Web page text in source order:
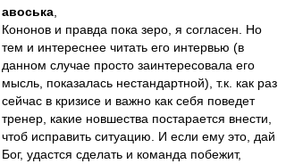
авоська
Кононов и правда пока зеро, я согласен. Но
тем и интереснее читать его интервью (в
данном случае просто заинтересовала его
мысль, показалась нестандартной), т.к. как раз
сейчас в кризисе и важно как себя поведет
тренер, какие новшества постарается внести,
чтоб исправить ситуацию. И если ему это, дай
Бог, удастся сделать и команда побежит,